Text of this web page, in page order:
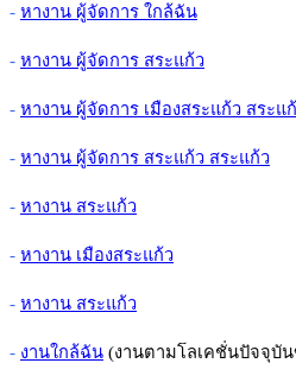
- หางาน ผู้จัดการ ใกล้ฉัน
- หางาน ผู้จัดการ สระแก้ว
- หางาน ผู้จัดการ เมืองสระแก้ว สระแ
- หางาน ผู้จัดการ สระแก้ว สระแก้ว
- หางาน สระแก้ว
- หางาน เมืองสระแก้ว
- หางาน สระแก้ว
- งานใกล้ฉัน (งานตามโลเคชั่นปัจจุบั